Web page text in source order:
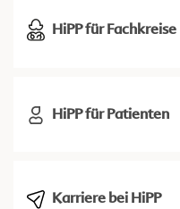
HiPP für Fachkreise
HiPP für Patienten
Karriere bei HiPP